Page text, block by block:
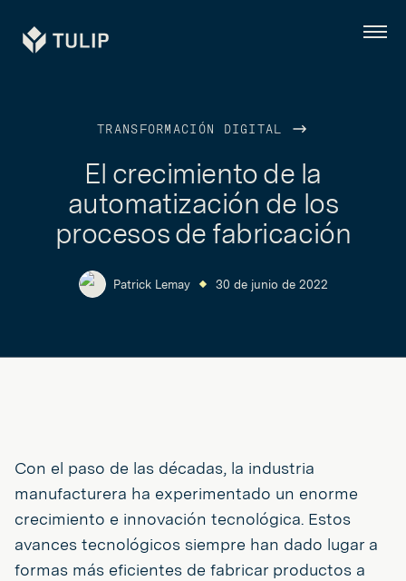
Tulip Menú
TRANSFORMACIÓN DIGITAL
El crecimiento de la
automatización de los
procesos de fabricación
Patrick Lemay 30 de junio de 2022
Con el paso de las décadas, la industria
manufacturera ha experimentado un enorme
crecimiento e innovación tecnológica. Estos
avances tecnológicos siempre han dado lugar a
formas más eficientes de fabricar productos a